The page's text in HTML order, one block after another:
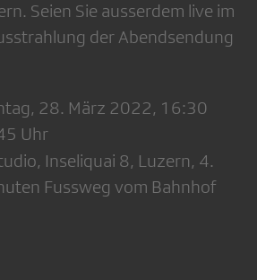
Seien Sie ausserdem live im
der Abendsendung
28. März 2022, 16:30
Uhr
Inseliquai 8, Luzern, 4.
Fussweg vom Bahnhof